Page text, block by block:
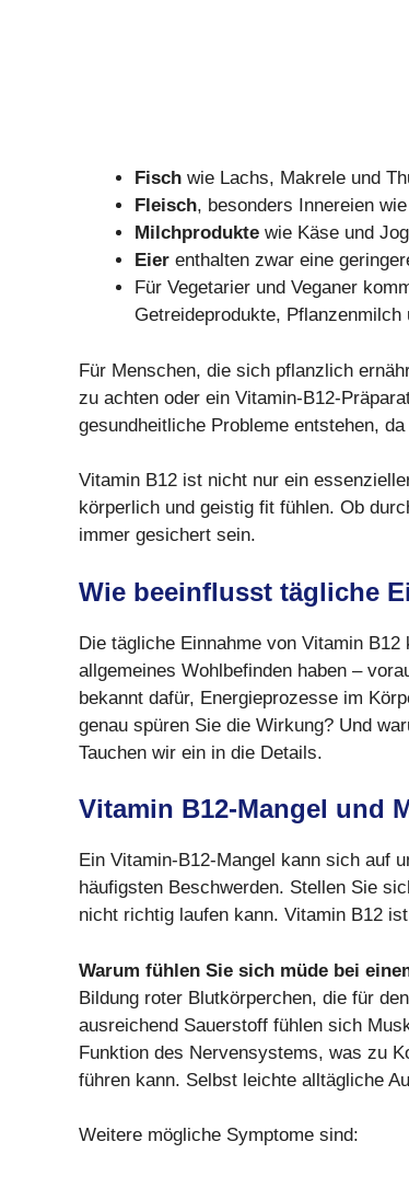
Fisch wie Lachs, Makrele und
Fleisch, besonders Innereien
Milchprodukte wie Käse und
Eier enthalten zwar eine
Für Vegetarier und Veganer
Getreideprodukte, Pflanzenmilch
Für Menschen, die sich pflanzlich
zu achten oder ein Vitamin-B12-
gesundheitliche Probleme entstehen,
Vitamin B12 ist nicht nur ein
körperlich und geistig fit fühlen. Ob
immer gesichert sein.
Wie beeinflusst tägliche
Die tägliche Einnahme von Vitamin
allgemeines Wohlbefinden haben –
bekannt dafür, Energieprozesse im
genau spüren Sie die Wirkung? Und
Tauchen wir ein in die Details.
Vitamin B12-Mangel und
Ein Vitamin-B12-Mangel kann sich auf
häufigsten Beschwerden. Stellen Sie
nicht richtig laufen kann. Vitamin B12
Warum fühlen Sie sich müde bei
Bildung roter Blutkörperchen, die für
ausreichend Sauerstoff fühlen sich
Funktion des Nervensystems, was zu
führen kann. Selbst leichte alltägliche
Weitere mögliche Symptome sind: